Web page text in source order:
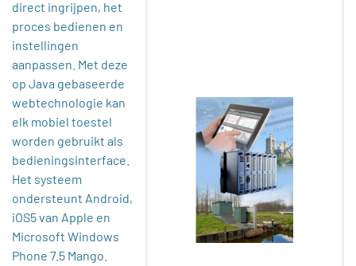
direct ingrijpen, het
proces bedienen en
instellingen
aanpassen. Met deze
op Java gebaseerde
webtechnologie kan
elk mobiel toestel
worden gebruikt als
bedieningsinterface.
Het systeem
ondersteunt Android,
iOS5 van Apple en
Microsoft Windows
Phone 7.5 Mango.